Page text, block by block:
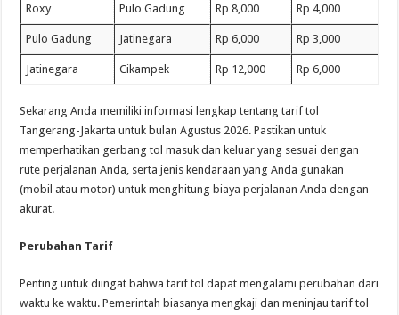
Roxy Pulo Gadung Rp 8,000 Rp 4,000
Pulo Gadung Jatinegara Rp 6,000 Rp 3,000
Jatinegara Cikampek Rp 12,000 Rp 6,000
Sekarang Anda memiliki informasi lengkap tentang tarif tol
Tangerang-Jakarta untuk bulan Agustus 2026. Pastikan untuk
memperhatikan gerbang tol masuk dan keluar yang sesuai dengan
rute perjalanan Anda, serta jenis kendaraan yang Anda gunakan
(mobil atau motor) untuk menghitung biaya perjalanan Anda dengan
akurat.
Perubahan Tarif
Penting untuk diingat bahwa tarif tol dapat mengalami perubahan dari
waktu ke waktu. Pemerintah biasanya mengkaji dan meninjau tarif tol